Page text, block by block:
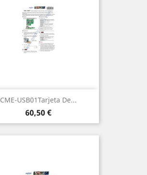
CME-USB01Tarjeta De...
Precio
60,50 €